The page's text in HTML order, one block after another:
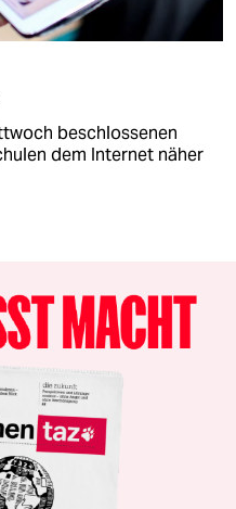
beschlossenen
dem Internet näher